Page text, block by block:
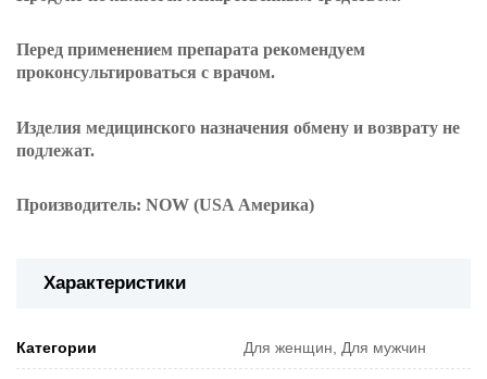
Перед применением препарата рекомендуем
проконсультироваться с врачом.
Изделия медицинского назначения обмену и возврату не
подлежат.
Производитель: NOW (USA Америка)
Характеристики
Категории Для женщин, Для мужчин